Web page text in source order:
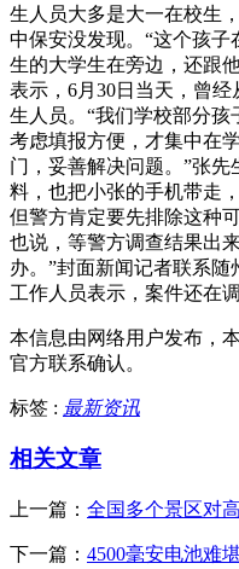
生人员大多是大一在校生
中保安没发现。“这个孩
生的大学生在旁边，还跟
表示，6月30日当天，曾
生人员。“我们学校部分
考虑填报方便，才集中在
门，妥善解决问题。”张
料，也把小张的手机带走
但警方肯定要先排除这种
也说，等警方调查结果出
办。”封面新闻记者联系随
工作人员表示，案件还在
本信息由网络用户发布，
官方联系确认。
标签 : 最新资讯
相关文章
上一篇： 全国多个景区对
下一篇： 4500毫安电池难